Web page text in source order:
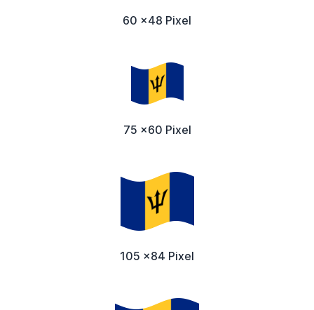
60 x48 Pixel
75 x60 Pixel
105 x84 Pixel